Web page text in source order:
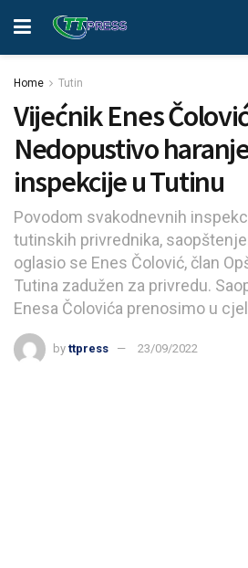
Home Tutin
Vijećnik Enes
Nedopustivo
inspekcije u Tutinu
Povodom svakodnevnih
tutinskih privrednika,
oglasio se Enes Čolović, član
Tutina zadužen za privredu.
Enesa Čolovića prenosimo u
by ttpress 23/09/2022